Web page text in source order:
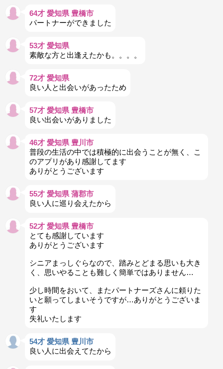
64才 愛知県 豊橋市
パートナーができました
53才 愛知県
素敵な方と出逢えたかも。。。。
72才 愛知県
良い人と出会いがあったため
57才 愛知県 豊橋市
良い出会いがありました
46才 愛知県 豊川市
普段の生活の中では積極的に出会うことが無く、こ
のアプリがあり感謝してます
ありがとうございます
55才 愛知県 蒲郡市
良い人に巡り会えたから
52才 愛知県 豊橋市
とても感謝しています
ありがとうございます
シニアまっしぐらなので、踏みとどまる思いも大き
く、思いやることも難しく簡単ではありません…
少し時間をおいて、またパートナーズさんに頼りた
いと願ってしまいそうですが…ありがとうございま
す
失礼いたします
54才 愛知県 豊川市
良い人に出会えてたから